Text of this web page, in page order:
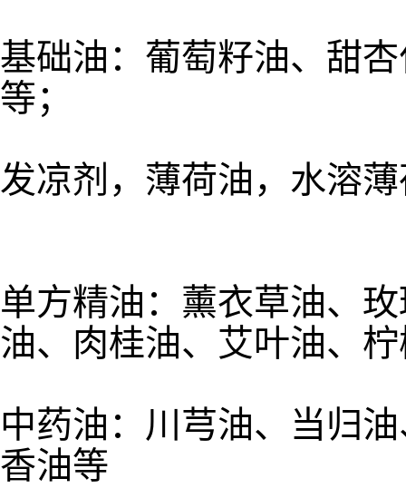
基础油：葡萄籽油、甜
等；
发凉剂，薄荷油，水溶
单方精油：薰衣草油、
油、肉桂油、艾叶油、柠
中药油：川芎油、当归
香油等